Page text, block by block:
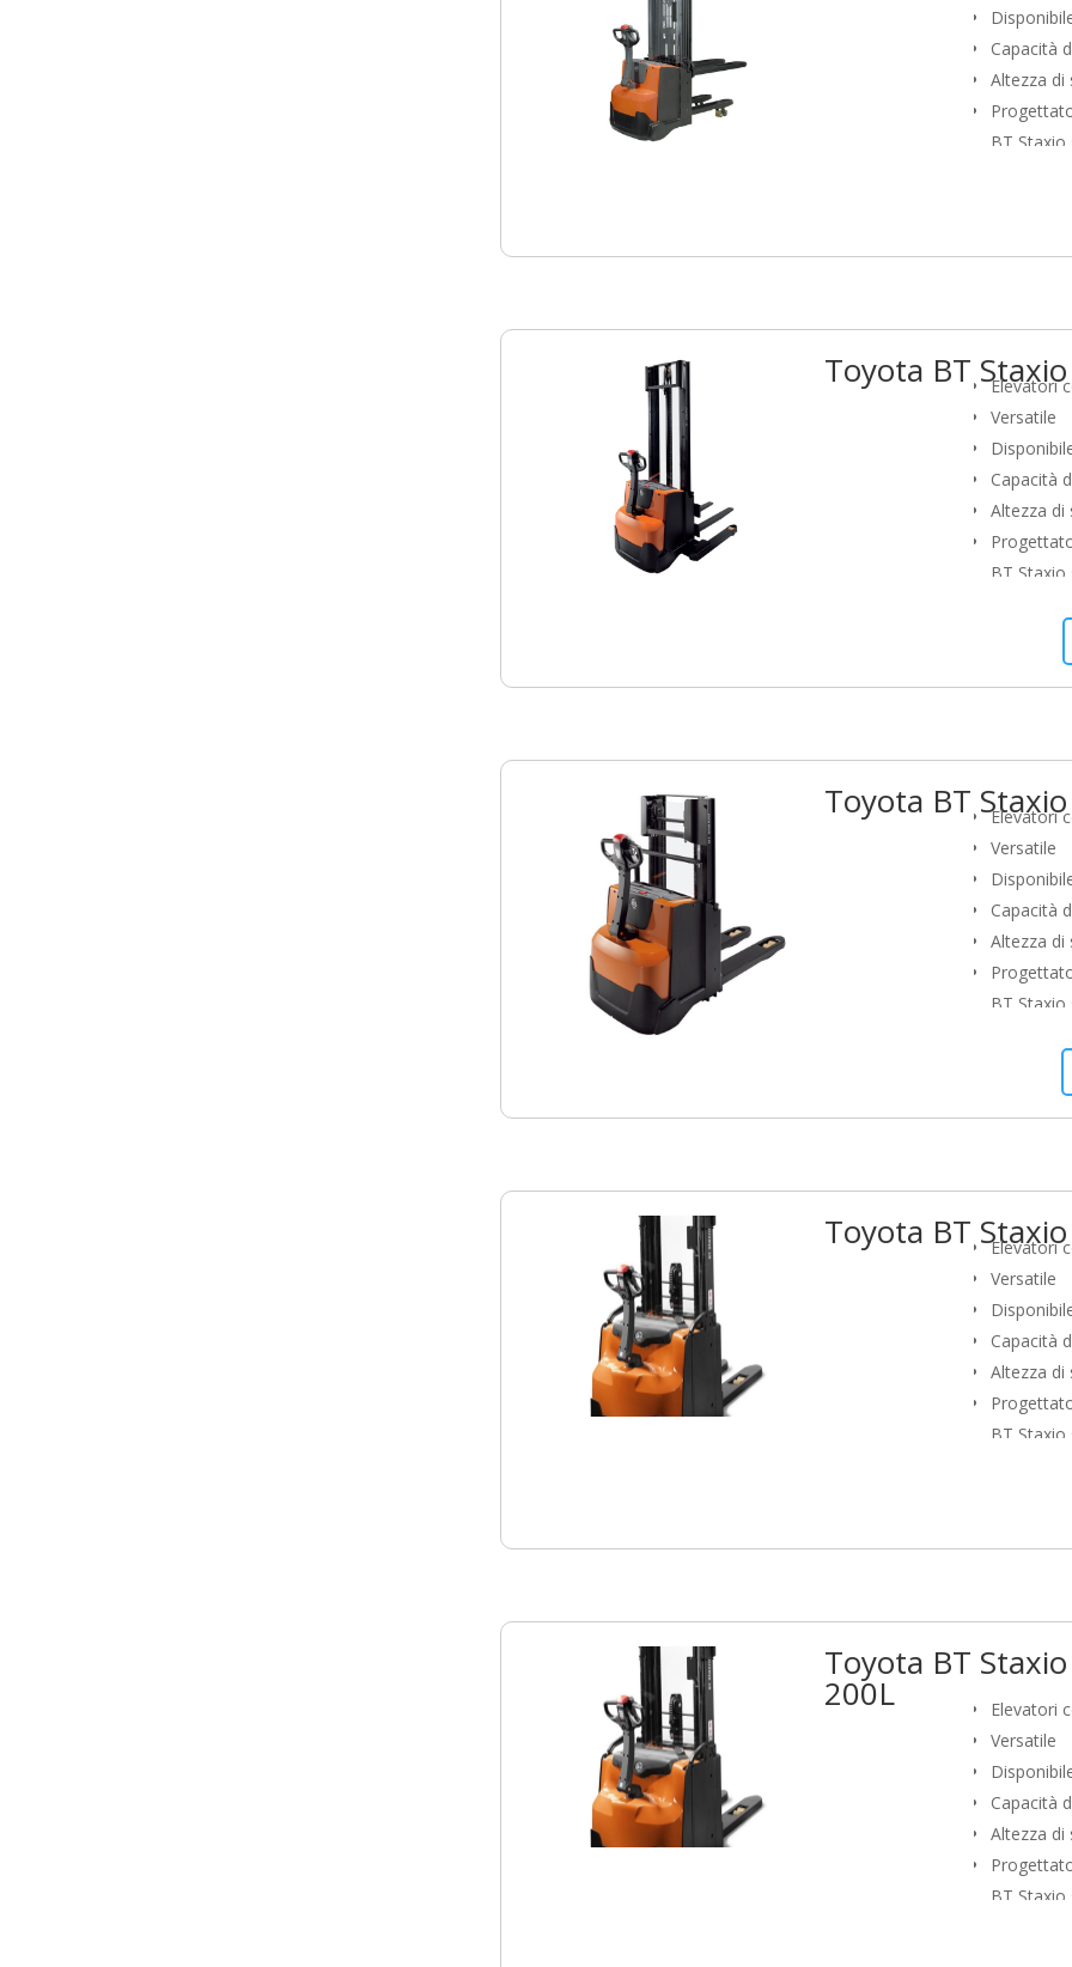
Capacità
Altezza
BT
sicuro. I
doppi).
Toyota BT Staxio
Elevatori
Versatile
Capacità
Altezza
BT
sicuro. I
doppi).
Toyota BT
Elevatori
Versatile
Capacità
Altezza
BT
sicuro. I
doppi).
Toyota BT
Elevatori
Versatile
Capacità
Altezza
BT
sicuro. I
Toyota BT
200L
Elevatori
Versatile
Capacità
Altezza
BT
sicuro. I